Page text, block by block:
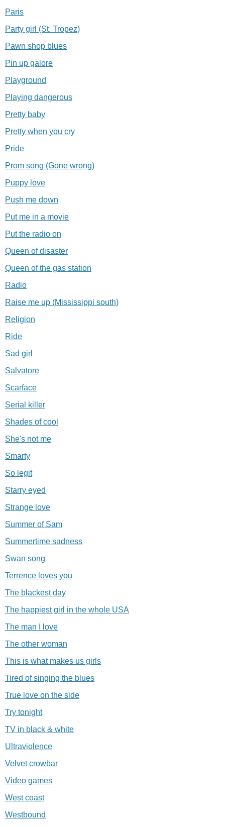
Paris
Party girl (St. Tropez)
Pawn shop blues
Pin up galore
Playground
Playing dangerous
Pretty baby
Pretty when you cry
Pride
Prom song (Gone wrong)
Puppy love
Push me down
Put me in a movie
Put the radio on
Queen of disaster
Queen of the gas station
Radio
Raise me up (Mississippi south)
Religion
Ride
Sad girl
Salvatore
Scarface
Serial killer
Shades of cool
She's not me
Smarty
So legit
Starry eyed
Strange love
Summer of Sam
Summertime sadness
Swan song
Terrence loves you
The blackest day
The happiest girl in the whole USA
The man I love
The other woman
This is what makes us girls
Tired of singing the blues
True love on the side
Try tonight
TV in black & white
Ultraviolence
Velvet crowbar
Video games
West coast
Westbound